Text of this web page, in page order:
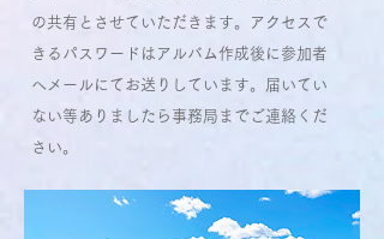
の共有とさせていただきます。アクセスで
きるパスワードはアルバム作成後に参加者
へメールにてお送りしています。届いてい
ない等ありましたら事務局までご連絡くだ
さい。